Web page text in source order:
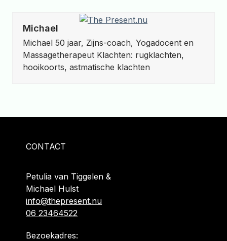
contentMichael
Michael 50 jaar, Zijns-coach, Yogadocent en
Massagetherapeut Klachten: rugklachten,
hooikoorts, astmatische klachten
CONTACT
Petulia van Tiggelen &
Michael Hulst
info@thepresent.nu
06 23464522
Bezoekadres: